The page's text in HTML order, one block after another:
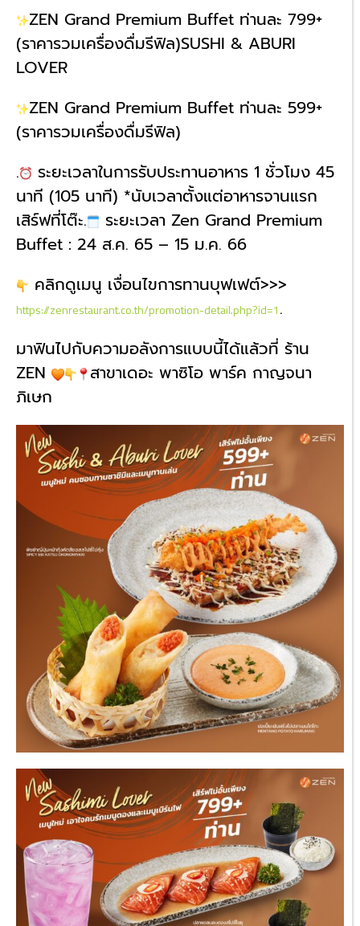
ZEN Grand Premium Buffet ท่านละ 799+
(ราคารวมเครื่องดื่มรีฟิล)SUSHI & ABURI
LOVER
ZEN Grand Premium Buffet ท่านละ 599+
(ราคารวมเครื่องดื่มรีฟิล)
.
ระยะเวลาในการรับประทานอาหาร 1 ชั่วโมง 45
นาที (105 นาที) *นับเวลาตั้งแต่อาหารจานแรก
เสิร์ฟที่โต๊ะ.
ระยะเวลา Zen Grand Premium
Buffet : 24 ส.ค. 65 – 15 ม.ค. 66
คลิกดูเมนู เงื่อนไขการทานบุฟเฟต์>>>
https://zenrestaurant.co.th/promotion-detail.php?id=1.
มาฟินไปกับความอลังการแบบนี้ได้แล้วที่ ร้าน
ZEN
สาขาเดอะ พาซิโอ พาร์ค กาญจนา
ภิเษก